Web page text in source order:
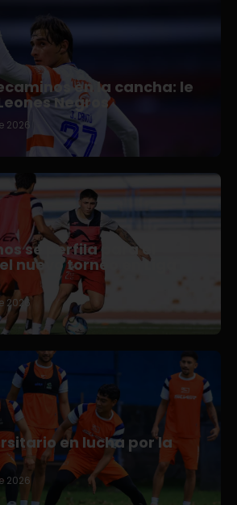
en la cancha: le
Negros
2026
se perfila para el
nuevo torneo en Liga
2026
en lucha por la
2026